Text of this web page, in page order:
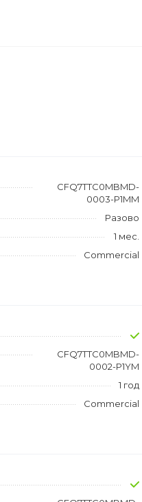
CFQ7TTC0MBMD-
0003-P1MM
Разово
1 мес.
Commercial
CFQ7TTC0MBMD-
0002-P1YM
1 год
Commercial